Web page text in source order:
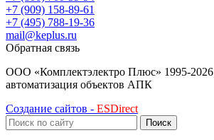
+7 (909) 158-89-61
+7 (495) 788-19-36
mail@keplus.ru
Обратная связь
ООО «Комплектэлектро Плюс» 1995-2026
автоматизация объектов АПК
Создание сайтов - ESDirect
Поиск